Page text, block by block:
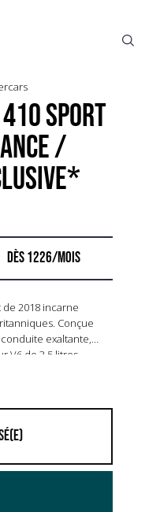
Sport
/
1226
de 2018 incarne
Conçue
exaltante,
V6 de 3,5 litres
Ce coupé sportif
L'intérieur allie
par son
chef-d'œuvre